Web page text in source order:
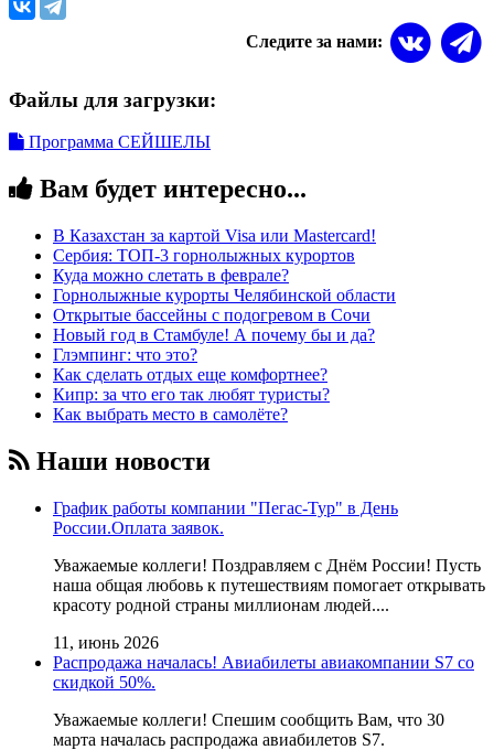
Следите за нами:
Файлы для загрузки:
Программа СЕЙШЕЛЫ
Вам будет интересно...
В Казахстан за картой Visa или Masterсard!
Сербия: ТОП-3 горнолыжных курортов
Куда можно слетать в феврале?
Горнолыжные курорты Челябинской области
Открытые бассейны с подогревом в Сочи
Новый год в Стамбуле! А почему бы и да?
Глэмпинг: что это?
Как сделать отдых еще комфортнее?
Кипр: за что его так любят туристы?
Как выбрать место в самолёте?
Наши новости
График работы компании "Пегас-Тур" в День
России.Оплата заявок.
Уважаемые коллеги! Поздравляем с Днём России! Пусть
наша общая любовь к путешествиям помогает открывать
красоту родной страны миллионам людей....
11, июнь 2026
Распродажа началась! Авиабилеты авиакомпании S7 со
скидкой 50%.
Уважаемые коллеги! Cпешим сообщить Вам, что 30
марта началась распродажа авиабилетов S7.